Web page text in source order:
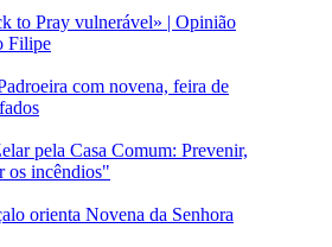
to Pray vulnerável» | Opinião
Filipe
com novena, feira de
pela Casa Comum: Prevenir,
os incêndios"
orienta Novena da Senhora